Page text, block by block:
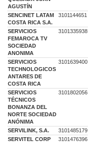
AGUSTÍN
SENCINET LATAM
COSTA RICA S.A.
3101144651
SERVICIOS
FEMAROCA TV
SOCIEDAD
ANONIMA
3101335938
SERVICIOS
TECHNOLOGICOS
ANTARES DE
COSTA RICA
3101639400
SERVICIOS
TÉCNICOS
BONANZA DEL
NORTE SOCIEDAD
ANÓNIMA
3101802056
SERVILINK, S.A. 3101485179
SERVITEL CORP
3101476396